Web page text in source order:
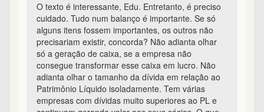
O texto é interessante, Edu. Entretanto, é preciso
cuidado. Tudo num balanço é importante. Se só
alguns itens fossem importantes, os outros não
precisariam existir, concorda? Não adianta olhar
só a geração de caixa, se a empresa não
consegue transformar esse caixa em lucro. Não
adianta olhar o tamanho da dívida em relação ao
Patrimônio Líquido isoladamente. Tem várias
empresas com dívidas muito superiores ao PL e